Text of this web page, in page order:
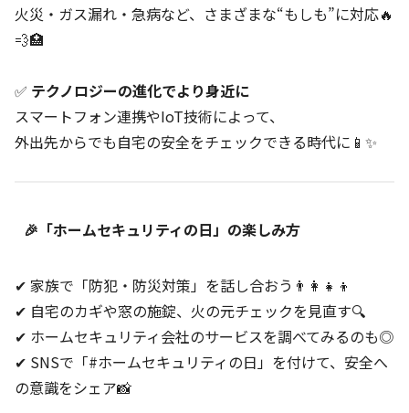
火災・ガス漏れ・急病など、さまざまな“もしも”に対応🔥
💨🏥
✅ テクノロジーの進化でより身近に
スマートフォン連携やIoT技術によって、
外出先からでも自宅の安全をチェックできる時代に📱✨
🎉「ホームセキュリティの日」の楽しみ方
✔ 家族で「防犯・防災対策」を話し合おう👨‍👩‍👧‍👦
✔ 自宅のカギや窓の施錠、火の元チェックを見直す🔍
✔ ホームセキュリティ会社のサービスを調べてみるのも◎
✔ SNSで「#ホームセキュリティの日」を付けて、安全へ
の意識をシェア📸